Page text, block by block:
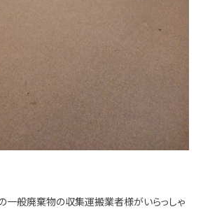
一般廃棄物の収集運搬業者様がいらっしゃ